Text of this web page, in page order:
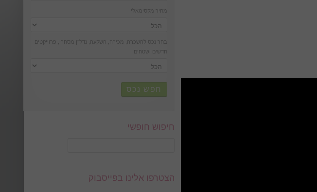
מחיר מקסימאלי
בחר נכס להשכרה, מכירה, השקעה, נדל''ן מסחרי, פרוייקטים
חדשים ושטחים
חפש נכס
חיפוש חופשי
הצטרפו אלינו בפייסבוק